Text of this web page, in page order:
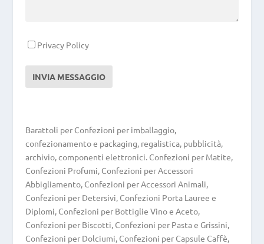
Privacy Policy
Barattoli per Confezioni per imballaggio,
confezionamento e packaging, regalistica, pubblicità,
archivio, componenti elettronici. Confezioni per Matite,
Confezioni Profumi, Confezioni per Accessori
Abbigliamento, Confezioni per Accessori Animali,
Confezioni per Detersivi, Confezioni Porta Lauree e
Diplomi, Confezioni per Bottiglie Vino e Aceto,
Confezioni per Biscotti, Confezioni per Pasta e Grissini,
Confezioni per Dolciumi, Confezioni per Capsule Caffè,